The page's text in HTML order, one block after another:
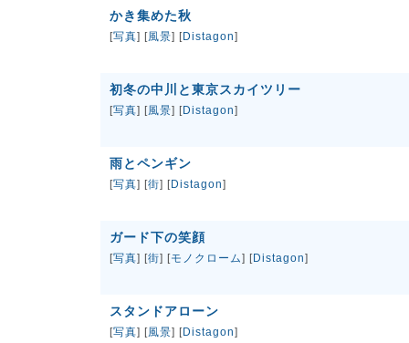
かき集めた秋
[写真] [風景] [Distagon]
初冬の中川と東京スカイツリー
[写真] [風景] [Distagon]
雨とペンギン
[写真] [街] [Distagon]
ガード下の笑顔
[写真] [街] [モノクローム] [Distagon]
スタンドアローン
[写真] [風景] [Distagon]